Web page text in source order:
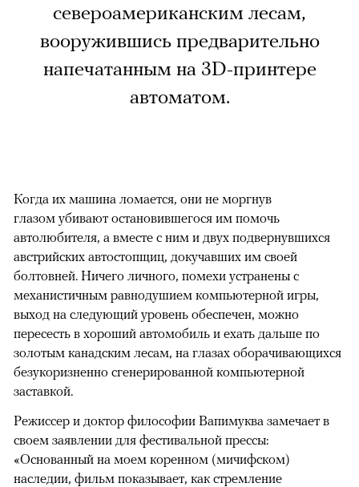
североамериканским лесам,
вооружившись предварительно
напечатанным на 3D-принтере
автоматом.
Когда их машина ломается, они не моргнув
глазом убивают остановившегося им помочь
автолюбителя, а вместе с ним и двух подвернувшихся
австрийских автостопщиц, докучавших им своей
болтовней. Ничего личного, помехи устранены с
механистичным равнодушием компьютерной игры,
выход на следующий уровень обеспечен, можно
пересесть в хороший автомобиль и ехать дальше по
золотым канадским лесам, на глазах оборачивающихся
безукоризненно сгенерированной компьютерной
заставкой.
Режиссер и доктор философии Вапимуква замечает в
своем заявлении для фестивальной прессы:
«Основанный на моем коренном (мичифском)
наследии, фильм показывает, как стремление